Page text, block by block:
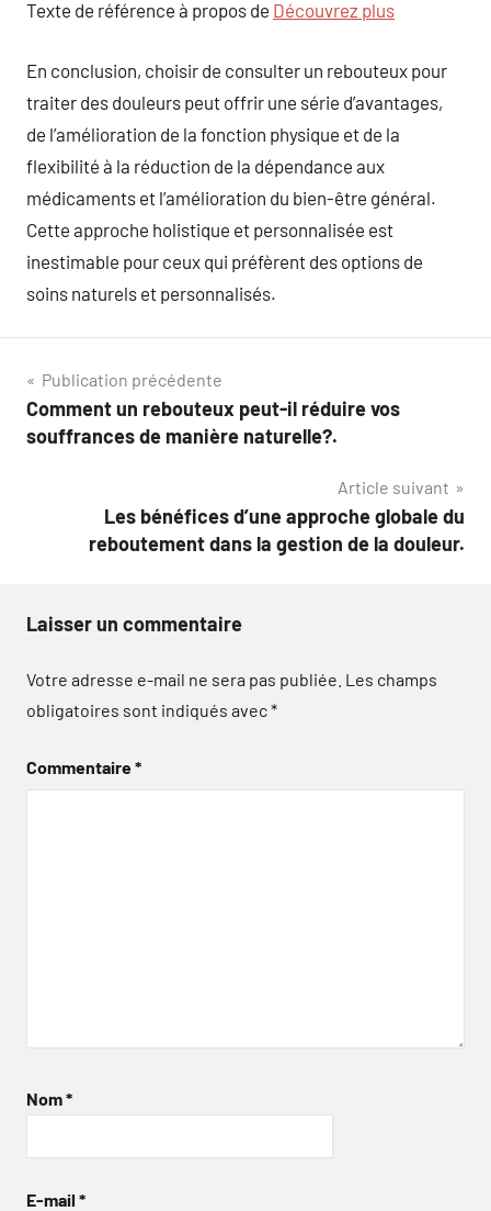
Texte de référence à propos de Découvrez plus
En conclusion, choisir de consulter un rebouteux pour
traiter des douleurs peut offrir une série d’avantages,
de l’amélioration de la fonction physique et de la
flexibilité à la réduction de la dépendance aux
médicaments et l’amélioration du bien-être général.
Cette approche holistique et personnalisée est
inestimable pour ceux qui préfèrent des options de
soins naturels et personnalisés.
Navigation
de
Publication précédente
Comment un rebouteux peut-il réduire vos
souffrances de manière naturelle?.
Article suivant
Les bénéfices d’une approche globale du
reboutement dans la gestion de la douleur.
Laisser un commentaire
Votre adresse e-mail ne sera pas publiée. Les champs
obligatoires sont indiqués avec*
Commentaire*
Nom*
E-mail *